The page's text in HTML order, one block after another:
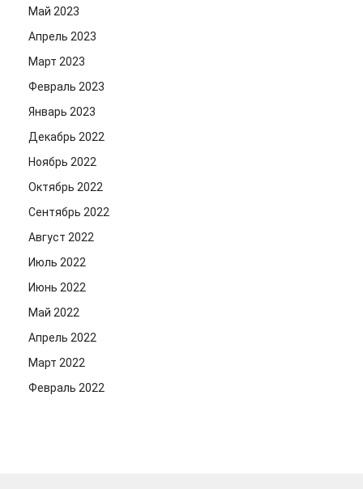
Май 2023
Апрель 2023
Март 2023
Февраль 2023
Январь 2023
Декабрь 2022
Ноябрь 2022
Октябрь 2022
Сентябрь 2022
Август 2022
Июль 2022
Июнь 2022
Май 2022
Апрель 2022
Март 2022
Февраль 2022